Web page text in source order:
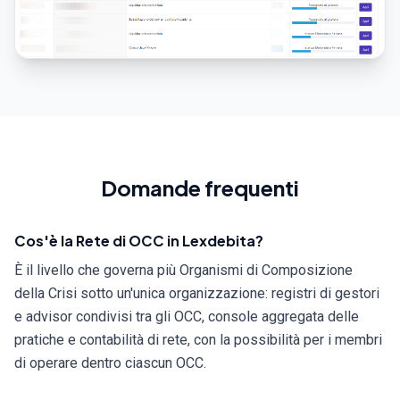
Domande frequenti
Cos'è la Rete di OCC in Lexdebita?
È il livello che governa più Organismi di Composizione
della Crisi sotto un'unica organizzazione: registri di gestori
e advisor condivisi tra gli OCC, console aggregata delle
pratiche e contabilità di rete, con la possibilità per i membri
di operare dentro ciascun OCC.